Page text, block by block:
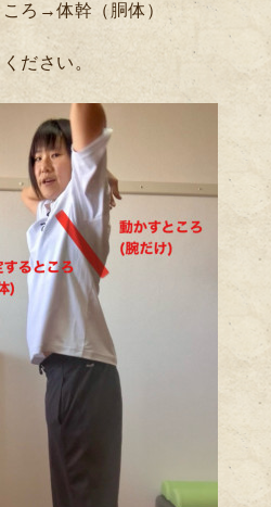
ろ→体幹（胴体）
ださい。